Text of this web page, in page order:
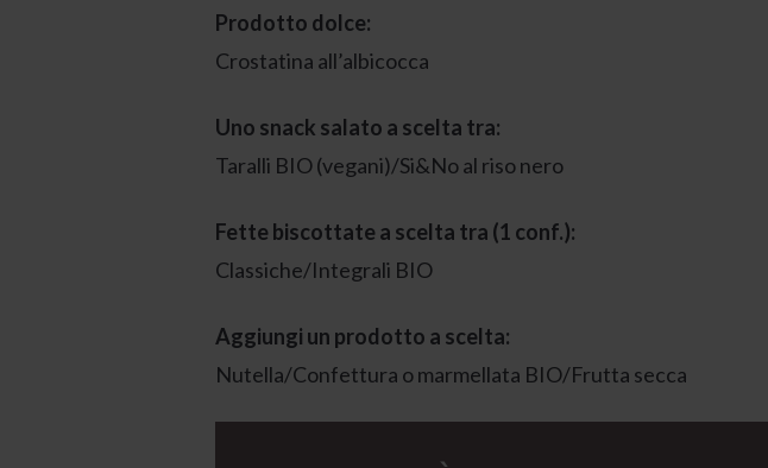
Prodotto dolce:
Crostatina all’albicocca
Uno snack salato a scelta tra:
Taralli BIO (vegani)/Si&No al riso nero
Fette biscottate a scelta tra (1 conf.):
Classiche/Integrali BIO
Aggiungi un prodotto a scelta:
Nutella/Confettura o marmellata BIO/Frutta secca